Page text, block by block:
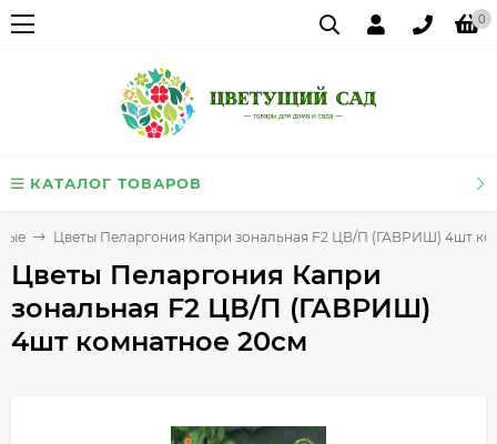
0
КАТАЛОГ ТОВАРОВ
Цветы Пеларгония Капри зональная F2 ЦВ/П (ГАВРИШ) 4шт
Цветы Пеларгония Капри
зональная F2 ЦВ/П (ГАВРИШ)
4шт комнатное 20см